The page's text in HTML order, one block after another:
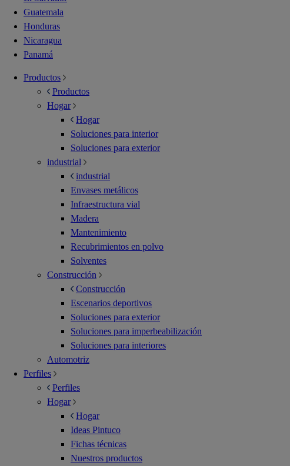
Guatemala
Honduras
Nicaragua
Panamá
Productos
Productos
Hogar
Hogar
Soluciones para interior
Soluciones para exterior
industrial
industrial
Envases metálicos
Infraestructura vial
Madera
Mantenimiento
Recubrimientos en polvo
Solventes
Construcción
Construcción
Escenarios deportivos
Soluciones para exterior
Soluciones para imperbeabilización
Soluciones para interiores
Automotriz
Perfiles
Perfiles
Hogar
Hogar
Ideas Pintuco
Fichas técnicas
Nuestros productos